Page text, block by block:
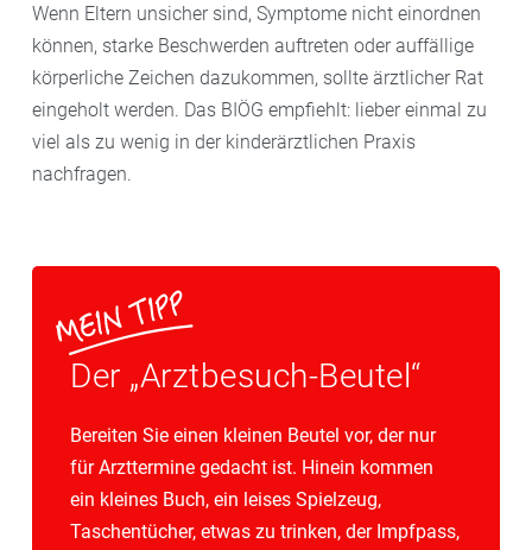
Wenn Eltern unsicher sind, Symptome nicht einordnen
können, starke Beschwerden auftreten oder auffällige
körperliche Zeichen dazukommen, sollte ärztlicher Rat
eingeholt werden. Das BIÖG empfiehlt: lieber einmal zu
viel als zu wenig in der kinderärztlichen Praxis
nachfragen.
Der „Arztbesuch-Beutel“
Bereiten Sie einen kleinen Beutel vor, der nur
für Arzttermine gedacht ist. Hinein kommen
ein kleines Buch, ein leises Spielzeug,
Taschentücher, etwas zu trinken, der Impfpass,